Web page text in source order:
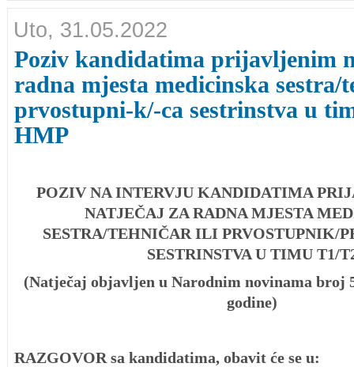
Uto, 31.05.2022
Poziv kandidatima prijavljenim
radna mjesta medicinska sestra/
prvostupni-k/-ca sestrinstva u
HMP
POZIV NA INTERVJU KANDIDATIMA
NATJEČAJ ZA RADNA MJESTA
SESTRA/TEHNIČAR ILI PRVOSTUPNIK/
SESTRINSTVA U TIMU T1/
(Natječaj objavljen u Narodnim novinama broj
godine)
RAZGOVOR sa kandidatima, obavit će se u: